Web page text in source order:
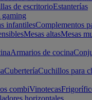
de escritorioEstanterías
infantilesComplementos
Mesas altasMesas
Armarios de cocina
CuberteríaCuchillos para
combiVinotecas
horizontales